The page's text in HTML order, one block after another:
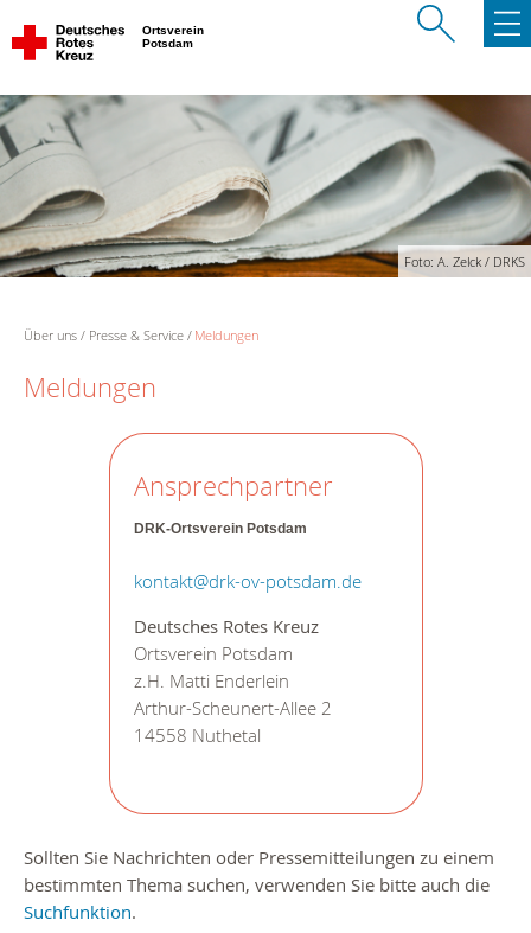
Ortsverein
Potsdam
Foto: A. Zelck / DRKS
Über uns Presse & Service Meldungen
Meldungen
Ansprechpartner
DRK-Ortsverein Potsdam
kontakt@drk-ov-potsdam.de
Deutsches Rotes Kreuz
Ortsverein Potsdam
z.H. Matti Enderlein
Arthur-Scheunert-Allee 2
14558 Nuthetal
Sollten Sie Nachrichten oder Pressemitteilungen zu einem
bestimmten Thema suchen, verwenden Sie bitte auch die
Suchfunktion.